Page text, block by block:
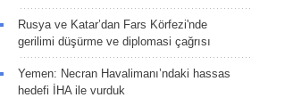
Rusya ve Katar’dan Fars Körfezi'nde
gerilimi düşürme ve diplomasi çağrısı
Yemen: Necran Havalimanı’ndaki hassas
hedefi İHA ile vurduk